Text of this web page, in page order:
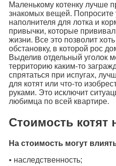
Маленькому котенку лучше
знакомых вещей.
наполнителя для лотка и
привычки, которые
жизни. Все это позволит
обстановку, в которой рос
Выделив отдельный уголок
территорию каким-то
спрятаться при испугах,
для котят или что-то
руками. Это исключит
любимца по всей квартире.
Стоимость
На стоимость могут
• наследственность;